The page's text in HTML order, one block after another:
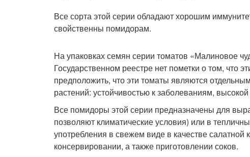
Все сорта этой серии обладают хорошим
свойственны помидорам.
На упаковках семян серии томатов «Малиновое
Государственном реестре нет пометки о том, что
предположить, что эти томаты являются
растений: устойчивостью к заболеваниям,
Все помидоры этой серии предназначены для
позволяют климатические условия) или в
употребления в свежем виде в качестве
консервировании, а также приготовлении соков.